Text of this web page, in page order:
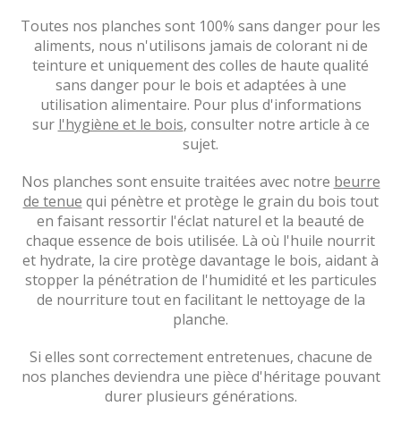
Toutes nos planches sont 100% sans danger pour les
aliments, nous n'utilisons jamais de colorant ni de
teinture et uniquement des colles de haute qualité
sans danger pour le bois et adaptées à une
utilisation alimentaire. Pour plus d'informations
sur l'hygiène et le bois, consulter notre article à ce
sujet.
Nos planches sont ensuite traitées avec notre beurre
de tenue qui pénètre et protège le grain du bois tout
en faisant ressortir l'éclat naturel et la beauté de
chaque essence de bois utilisée. Là où l'huile nourrit
et hydrate, la cire protège davantage le bois, aidant à
stopper la pénétration de l'humidité et les particules
de nourriture tout en facilitant le nettoyage de la
planche.
Si elles sont correctement entretenues, chacune de
nos planches deviendra une pièce d'héritage pouvant
durer plusieurs générations.